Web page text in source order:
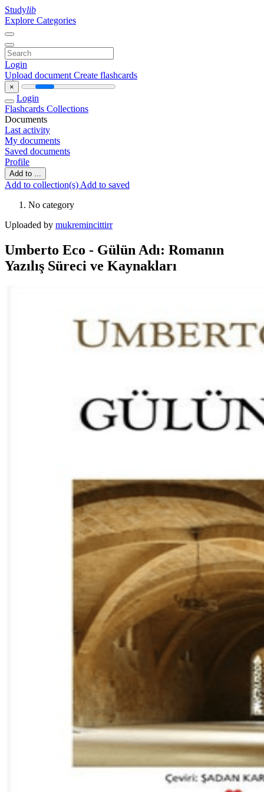
Studylib
Explore Categories
Login
Upload document Create flashcards
×
Login
Flashcards Collections
Documents
Last activity
My documents
Saved documents
Profile
Add to ...
Add to collection(s) Add to saved
No category
Uploaded by mukremincittirr
Umberto Eco - Gülün Adı: Romanın
Yazılış Süreci ve Kaynakları